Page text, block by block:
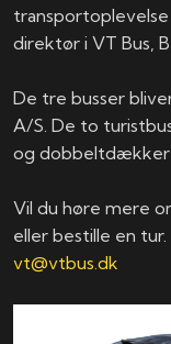
direktør i VT Bus,
De tre busser
A/S. De to
og
Vil du høre mere
eller bestille en
vt@vtbus.dk